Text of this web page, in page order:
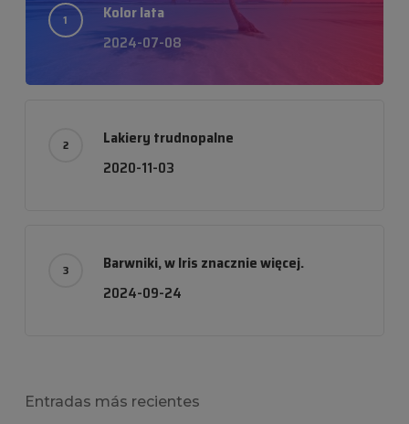
Kolor lata
2024-07-08
Lakiery trudnopalne
2020-11-03
Barwniki, w Iris znacznie więcej.
2024-09-24
Entradas más recientes